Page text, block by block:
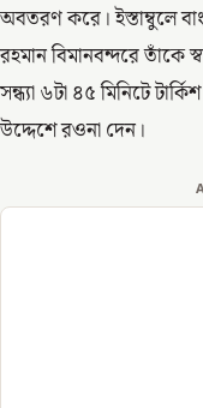
অবতরণ করে। ইস্তাম্বুলে
রহমান বিমানবন্দরে তাঁকে
সন্ধ্যা ৬টা ৪৫ মিনিটে
উদ্দেশে রওনা দেন।